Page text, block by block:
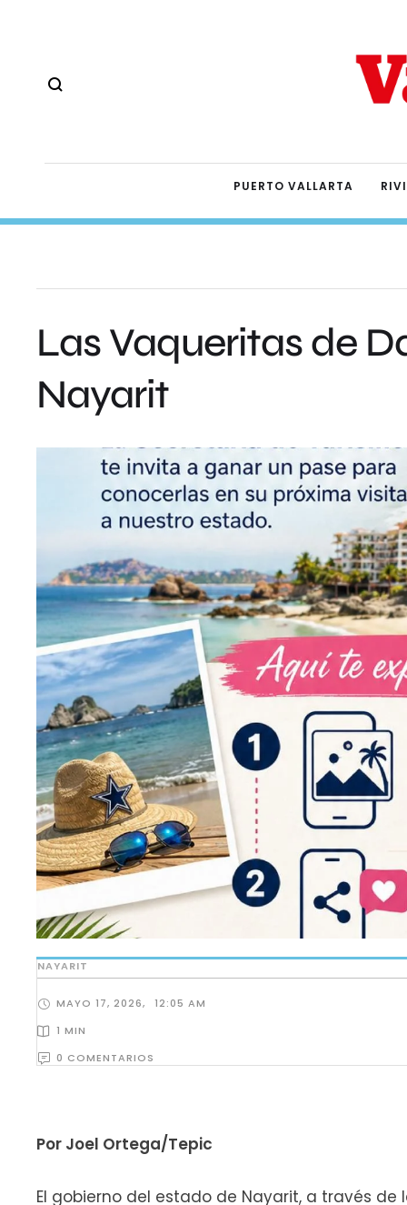
PUERTO VALLARTA
Las Vaqueritas de
Nayarit
NAYARIT
MAYO 17, 2026,
12:05 AM
1 MIN
0 COMENTARIOS
Por Joel Ortega/Tepic
El gobierno del estado de Nayarit, a través